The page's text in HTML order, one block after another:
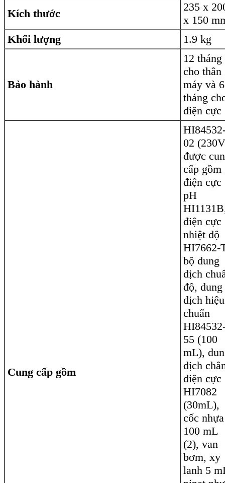
Kích thước
235 x
x 150
Khối lượng
1.9 kg
Bảo hành
12 tháng
cho thân
máy và 6
tháng
điện cực
Cung cấp gồm
02
được
cấp gồm
điện cực
pH
điện cực
nhiệt độ
HI7662-
bộ dung
dịch
độ, dung
dịch hiệu
chuẩn
55 (100
mL),
dịch
điện cực
HI7082
(30mL),
cốc nhựa
100 mL
(2), van
bơm, xy
lanh 5